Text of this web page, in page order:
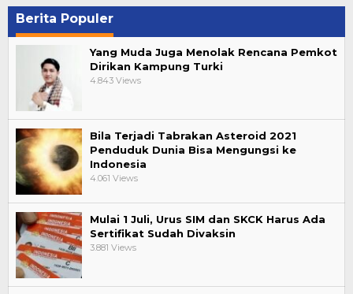
Berita Populer
Yang Muda Juga Menolak Rencana Pemkot
Dirikan Kampung Turki
4.843 Views
Bila Terjadi Tabrakan Asteroid 2021
Penduduk Dunia Bisa Mengungsi ke
Indonesia
4.061 Views
Mulai 1 Juli, Urus SIM dan SKCK Harus Ada
Sertifikat Sudah Divaksin
3.881 Views